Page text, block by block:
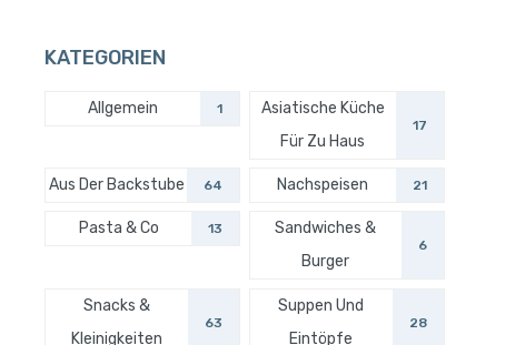
KATEGORIEN
Allgemein 1
Asiatische Küche
Für Zu Haus
17
Aus Der Backstube 64 Nachspeisen 21
Pasta & Co 13
Sandwiches &
Burger
6
Snacks &
Kleinigkeiten
63
Suppen Und
Eintöpfe
28